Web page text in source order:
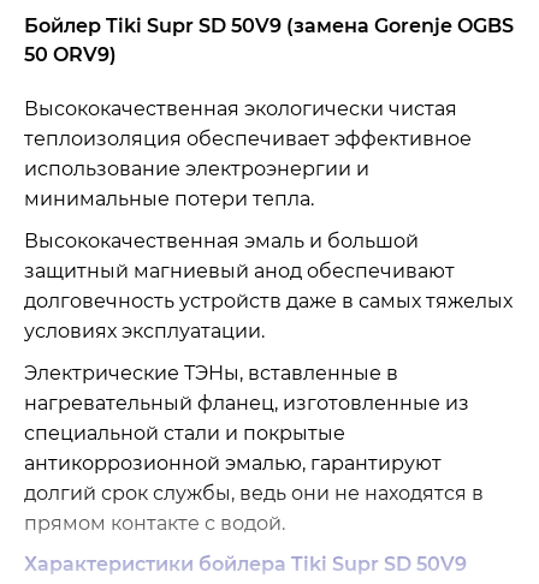
Бойлер Tiki Supr SD 50V9 (замена Gorenje OGBS
50 ORV9)
Высококачественная экологически чистая
теплоизоляция обеспечивает эффективное
использование электроэнергии и
минимальные потери тепла.
Высококачественная эмаль и большой
защитный магниевый анод обеспечивают
долговечность устройств даже в самых тяжелых
условиях эксплуатации.
Электрические ТЭНы, вставленные в
нагревательный фланец, изготовленные из
специальной стали и покрытые
антикоррозионной эмалью, гарантируют
долгий срок службы, ведь они не находятся в
прямом контакте с водой.
Характеристики бойлера Tiki Supr SD 50V9